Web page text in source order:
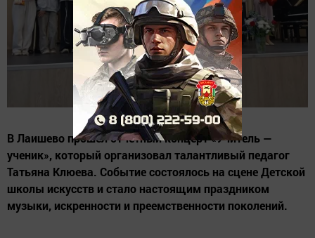
В Лаишево прошёл отчётный концерт «Учитель —
ученик», который организовал талантливый педагог
Татьяна Клюева. Событие состоялось на сцене Детской
школы искусств и стало настоящим праздником
музыки, искренности и преемственности поколений.